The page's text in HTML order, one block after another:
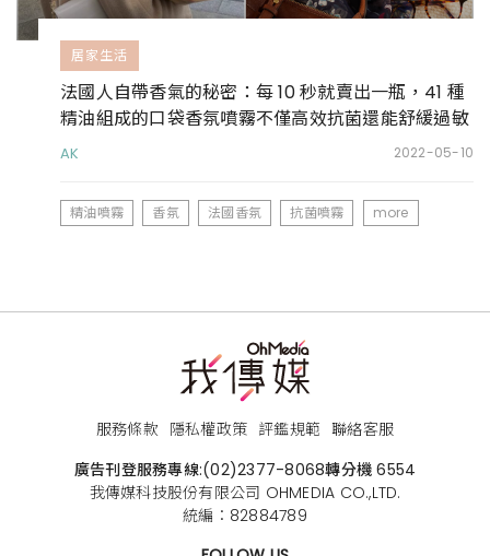
居家生活
法國人自帶香氣的秘密：每 10 秒就賣出一瓶，41 種
精油組成的口袋香氛噴霧不僅高效抗菌還能舒緩過敏
AK 2022-05-10
精油噴霧 香氛 法國香氛 抗菌噴霧 more
服務條款 隱私權政策 評鑑規範 聯絡客服
廣告刊登服務專線:(02)2377-8068轉分機 6554
我傳媒科技股份有限公司 OHMEDIA CO.,LTD.
統編：82884789